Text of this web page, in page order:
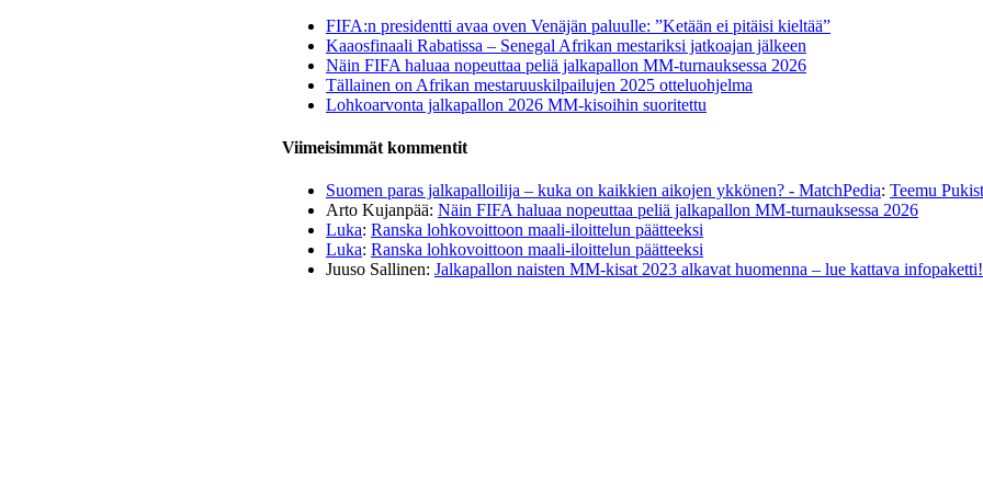
FIFA:n presidentti avaa oven Venäjän paluulle: ”Ketään ei pitäisi kieltää”
Kaaosfinaali Rabatissa – Senegal Afrikan mestariksi jatkoajan jälkeen
Näin FIFA haluaa nopeuttaa peliä jalkapallon MM-turnauksessa 2026
Tällainen on Afrikan mestaruuskilpailujen 2025 otteluohjelma
Lohkoarvonta jalkapallon 2026 MM-kisoihin suoritettu
Viimeisimmät kommentit
Suomen paras jalkapalloilija – kuka on kaikkien aikojen ykkönen? - MatchPedia: Teemu
Arto Kujanpää: Näin FIFA haluaa nopeuttaa peliä jalkapallon MM-turnauksessa 2026
Luka: Ranska lohkovoittoon maali-iloittelun päätteeksi
Luka: Ranska lohkovoittoon maali-iloittelun päätteeksi
Juuso Sallinen: Jalkapallon naisten MM-kisat 2023 alkavat huomenna – lue kattava infopaketti!